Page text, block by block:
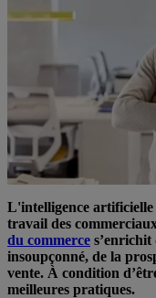
L'intelligence artificielle
travail des
du commerce s’enrichit
insoupçonné, de la
vente. À condition
meilleures pratiques.